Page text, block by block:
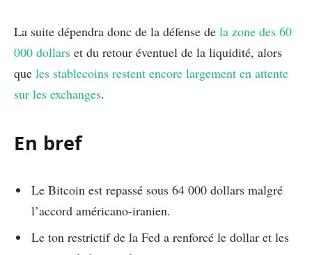
La suite dépendra donc de la défense de la zone des 60
000 dollars et du retour éventuel de la liquidité, alors
que les stablecoins restent encore largement en attente
sur les exchanges.
En bref
Le Bitcoin est repassé sous 64 000 dollars malgré
l’accord américano-iranien.
Le ton restrictif de la Fed a renforcé le dollar et les